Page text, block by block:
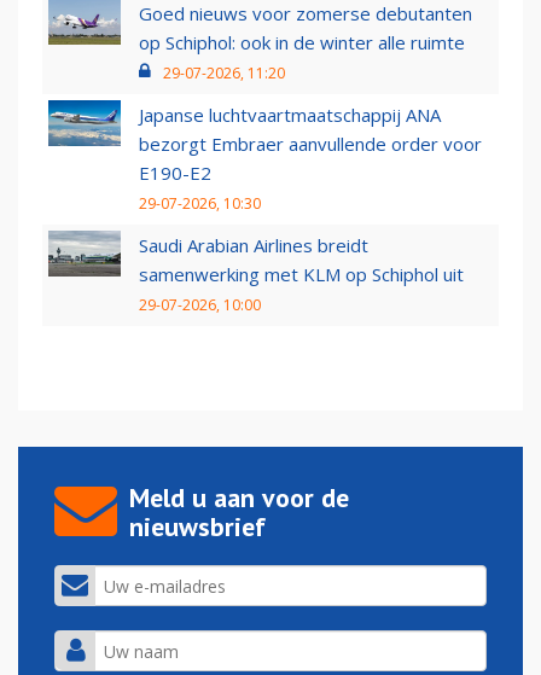
Goed nieuws voor zomerse debutanten
op Schiphol: ook in de winter alle ruimte
29-07-2026, 11:20
Japanse luchtvaartmaatschappij ANA
bezorgt Embraer aanvullende order voor
E190-E2
29-07-2026, 10:30
Saudi Arabian Airlines breidt
samenwerking met KLM op Schiphol uit
29-07-2026, 10:00
Meld u aan voor de
nieuwsbrief